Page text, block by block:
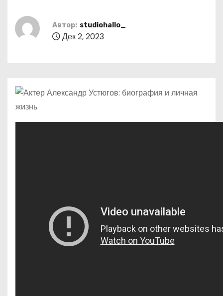
Автор: studiohallo_
Дек 2, 2023